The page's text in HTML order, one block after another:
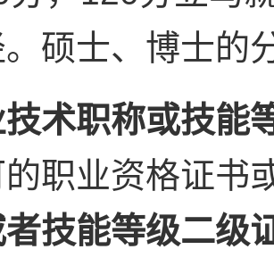
。硕士、博士的
术职称或技能
职业资格证书
技能等级二级